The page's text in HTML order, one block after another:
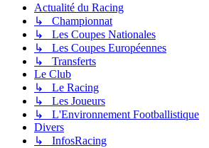
Actualité du Racing
↳ Championnat
↳ Les Coupes Nationales
↳ Les Coupes Européennes
↳ Transferts
Le Club
↳ Le Racing
↳ Les Joueurs
↳ L'Environnement Footballistique
Divers
↳ InfosRacing